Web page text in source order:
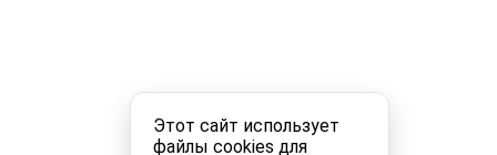
Этот сайт использует
файлы cookies для